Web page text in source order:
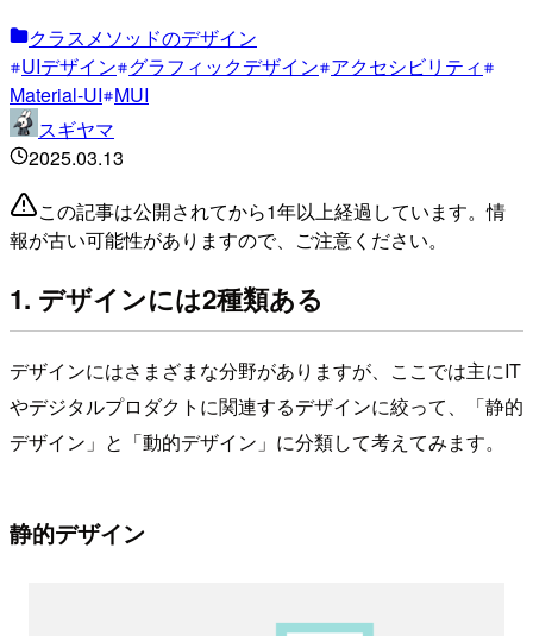
クラスメソッドのデザイン
UIデザイン グラフィックデザイン アクセシビリティ
Material-UI MUI
スギヤマ
2025.03.13
この記事は公開されてから1年以上経過しています。情
報が古い可能性がありますので、ご注意ください。
1. デザインには2種類ある
デザインにはさまざまな分野がありますが、ここでは主にIT
やデジタルプロダクトに関連するデザインに絞って、「静的
デザイン」と「動的デザイン」に分類して考えてみます。
静的デザイン